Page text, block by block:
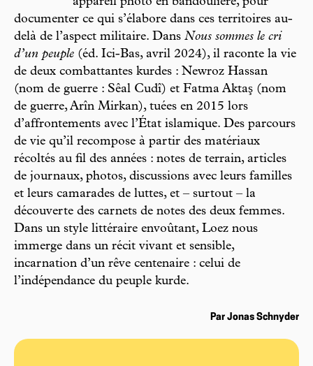
documenter ce qui s’élabore dans ces territoires au-
delà de l’aspect militaire. Dans Nous sommes le cri
d’un peuple (éd. Ici-Bas, avril 2024), il raconte la vie
de deux combattantes kurdes : Newroz Hassan
(nom de guerre : Sêal Cudî) et Fatma Aktaş (nom
de guerre, Arîn Mirkan), tuées en 2015 lors
d’affrontements avec l’État islamique. Des parcours
de vie qu’il recompose à partir des matériaux
récoltés au fil des années : notes de terrain, articles
de journaux, photos, discussions avec leurs familles
et leurs camarades de luttes, et – surtout – la
découverte des carnets de notes des deux femmes.
Dans un style littéraire envoûtant, Loez nous
immerge dans un récit vivant et sensible,
incarnation d’un rêve centenaire : celui de
l’indépendance du peuple kurde.
Par Jonas Schnyder